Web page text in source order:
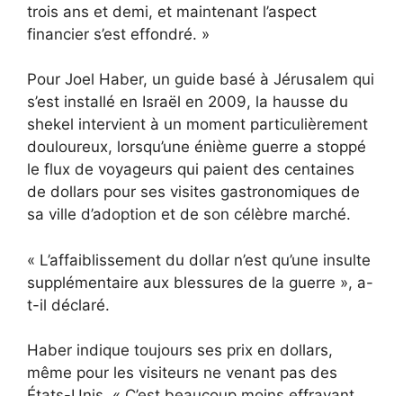
trois ans et demi, et maintenant l’aspect
financier s’est effondré. »
Pour Joel Haber, un guide basé à Jérusalem qui
s’est installé en Israël en 2009, la hausse du
shekel intervient à un moment particulièrement
douloureux, lorsqu’une énième guerre a stoppé
le flux de voyageurs qui paient des centaines
de dollars pour ses visites gastronomiques de
sa ville d’adoption et de son célèbre marché.
« L’affaiblissement du dollar n’est qu’une insulte
supplémentaire aux blessures de la guerre », a-
t-il déclaré.
Haber indique toujours ses prix en dollars,
même pour les visiteurs ne venant pas des